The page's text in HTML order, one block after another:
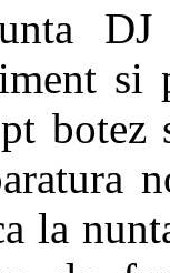
DJ
si
la